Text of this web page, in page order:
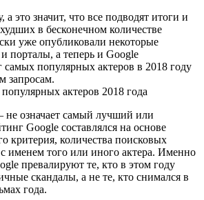
а это значит, что все подводят итоги и
в бесконечном количестве
уже опубликовали некоторые
порталы, а теперь и Google
самых популярных актеров в 2018 году
запросам.
актеров 2018 года
означает самый лучший или
Google составлялся на основе
критерия, количества поисковых
именем того или иного актера. Именно
превалируют те, кто в этом году
скандалы, а не те, кто снимался в
года.